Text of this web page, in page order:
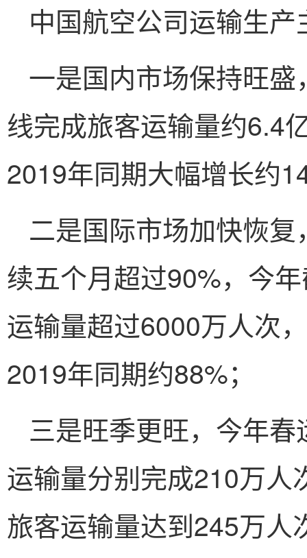
中国航空公司运输生
一是国内市场保持旺
线完成旅客运输量约6.4
2019年同期大幅增长约
二是国际市场加快恢
续五个月超过90%，今
运输量超过6000万人次
2019年同期约88%；
三是旺季更旺，今年
运输量分别完成210万
旅客运输量达到245万